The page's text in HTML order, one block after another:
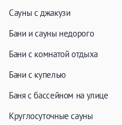
Сауны с джакузи
Бани и сауны недорого
Бани с комнатой отдыха
Бани с купелью
Баня с бассейном на улице
Круглосуточные сауны